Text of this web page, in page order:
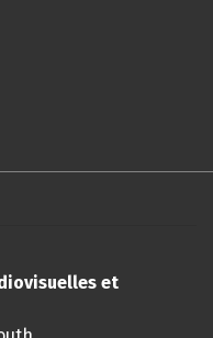
et